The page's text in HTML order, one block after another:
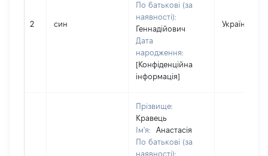
2 син
По батькові (за
наявності):
Геннадійович
Дата
народження:
[Конфіденційна
інформація]
Україна
Прізвище:
Кравець
Ім'я:
Анастасія
По батькові (за
наявності):